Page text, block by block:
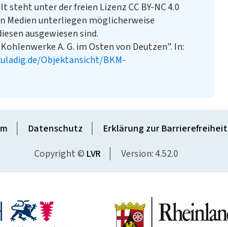
unter der freien Lizenz CC BY-NC 4.0
Medien unterliegen möglicherweise
ausgewiesen sind.
A. G. im Osten von Deutzen”. In:
Objektansicht/BKM-
Datenschutz Erklärung zur Barrierefreiheit
Copyright © LVR Version: 4.52.0